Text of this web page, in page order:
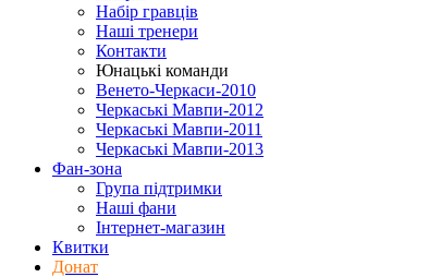
Набір гравців
Наші тренери
Контакти
Юнацькі команди
Венето-Черкаси-2010
Черкаські Мавпи-2012
Черкаські Мавпи-2011
Черкаські Мавпи-2013
Фан-зона
Група підтримки
Наші фани
Інтернет-магазин
Квитки
Донат